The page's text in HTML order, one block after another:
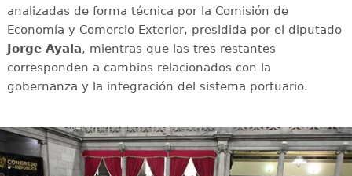
analizadas de forma técnica por la Comisión de
Economía y Comercio Exterior, presidida por el diputado
Jorge Ayala, mientras que las tres restantes
corresponden a cambios relacionados con la
gobernanza y la integración del sistema portuario.